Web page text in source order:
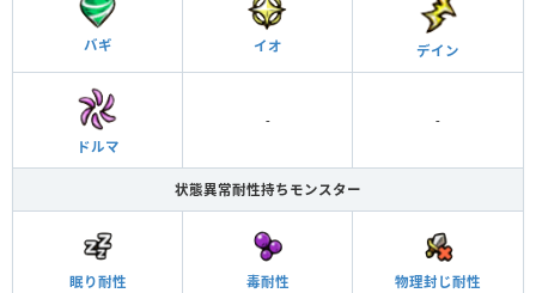
バギ イオ デイン
ドルマ
- -
状態異常耐性持ちモンスター
眠り耐性 毒耐性 物理封じ耐性